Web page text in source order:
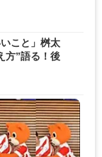
こと」桝太
方”語る！後